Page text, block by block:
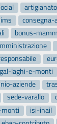
consegna-
bonus-
gal-laghi-e-monti
aziende
sede-varallo
isi-inail